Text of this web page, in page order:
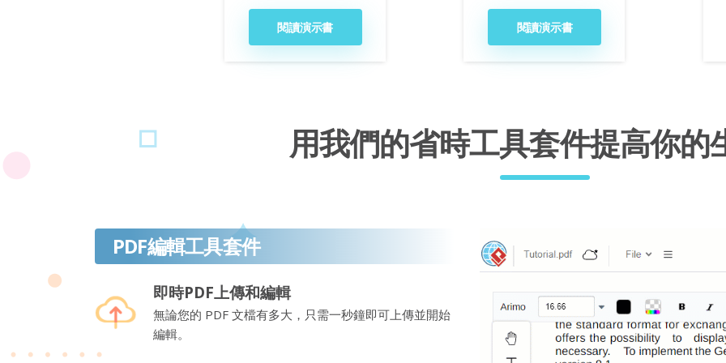
閱讀演示書 閱讀演示書
用我們的省時工具套件提高你的
PDF編輯工具套件
即時PDF上傳和編輯
無論您的 PDF 文檔有多大，只需一秒鐘即可上傳並開始
編輯。